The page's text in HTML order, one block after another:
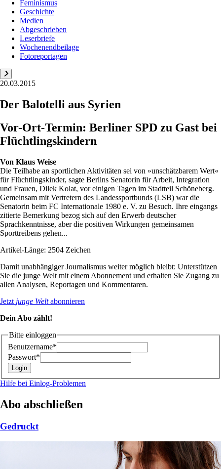
Feminismus
Geschichte
Medien
Abgeschrieben
Leserbriefe
Wochenendbeilage
Fotoreportagen
20.03.2015
Der Balotelli aus Syrien
Vor-Ort-Termin: Berliner SPD zu Gast bei
Flüchtlingskindern
Von Klaus Weise
Die Teilhabe an sportlichen Aktivitäten sei von »unschätzbarem Wert«
für Flüchtlingskinder, sagte Berlins Senatorin für Arbeit, Integration
und Frauen, Dilek Kolat, vor einigen Tagen im Stadtteil Schöneberg.
Gemeinsam mit Vertretern des Landessportbunds (LSB) war die
Senatorin beim FC Internationale 1980 e. V. zu Besuch. Ihre eingangs
zitierte Bemerkung bezog sich auf den Erwerb deutscher
Sprachkenntnisse, aber die positiven Wirkungen gemeinsamen
Sporttreibens gehen...
Artikel-Länge: 2504 Zeichen
Damit unabhängiger Journalismus weiter möglich bleibt: Unterstützen
Sie die junge Welt mit einem Abonnement und erhalten Sie Zugang zu
allen Analysen, Reportagen und Kommentaren.
Jetzt junge Weltabonnieren
Dein Abo zählt!
Bitte einloggen
Benutzername*
Passwort*
Hilfe bei Einlog-Problemen
Abo abschließen
Gedruckt